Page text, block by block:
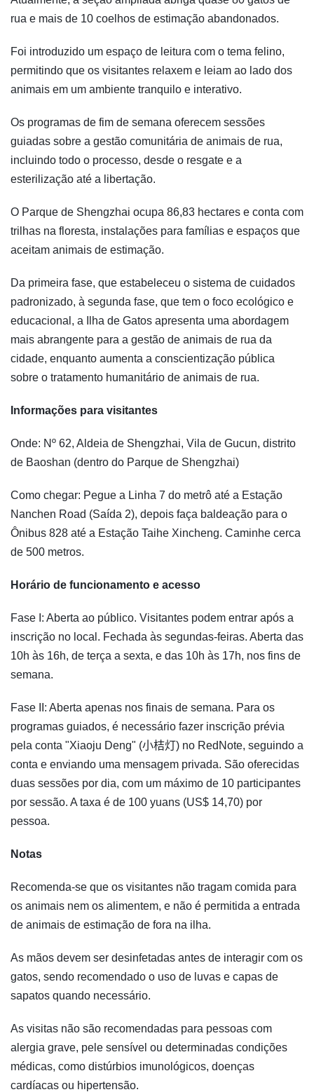
rua e mais de 10 coelhos de estimação abandonados.
Foi introduzido um espaço de leitura com o tema felino,
permitindo que os visitantes relaxem e leiam ao lado dos
animais em um ambiente tranquilo e interativo.
Os programas de fim de semana oferecem sessões
guiadas sobre a gestão comunitária de animais de rua,
incluindo todo o processo, desde o resgate e a
esterilização até a libertação.
O Parque de Shengzhai ocupa 86,83 hectares e conta com
trilhas na floresta, instalações para famílias e espaços que
aceitam animais de estimação.
Da primeira fase, que estabeleceu o sistema de cuidados
padronizado, à segunda fase, que tem o foco ecológico e
educacional, a Ilha de Gatos apresenta uma abordagem
mais abrangente para a gestão de animais de rua da
cidade, enquanto aumenta a conscientização pública
sobre o tratamento humanitário de animais de rua.
Informações para visitantes
Onde: Nº 62, Aldeia de Shengzhai, Vila de Gucun, distrito
de Baoshan (dentro do Parque de Shengzhai)
Como chegar: Pegue a Linha 7 do metrô até a Estação
Nanchen Road (Saída 2), depois faça baldeação para o
Ônibus 828 até a Estação Taihe Xincheng. Caminhe cerca
de 500 metros.
Horário de funcionamento e acesso
Fase I: Aberta ao público. Visitantes podem entrar após a
inscrição no local. Fechada às segundas-feiras. Aberta das
10h às 16h, de terça a sexta, e das 10h às 17h, nos fins de
semana.
Fase II: Aberta apenas nos finais de semana. Para os
programas guiados, é necessário fazer inscrição prévia
pela conta "Xiaoju Deng" (小桔灯) no RedNote, seguindo a
conta e enviando uma mensagem privada. São oferecidas
duas sessões por dia, com um máximo de 10 participantes
por sessão. A taxa é de 100 yuans (US$ 14,70) por
pessoa.
Notas
Recomenda-se que os visitantes não tragam comida para
os animais nem os alimentem, e não é permitida a entrada
de animais de estimação de fora na ilha.
As mãos devem ser desinfetadas antes de interagir com os
gatos, sendo recomendado o uso de luvas e capas de
sapatos quando necessário.
As visitas não são recomendadas para pessoas com
alergia grave, pele sensível ou determinadas condições
médicas, como distúrbios imunológicos, doenças
cardíacas ou hipertensão.